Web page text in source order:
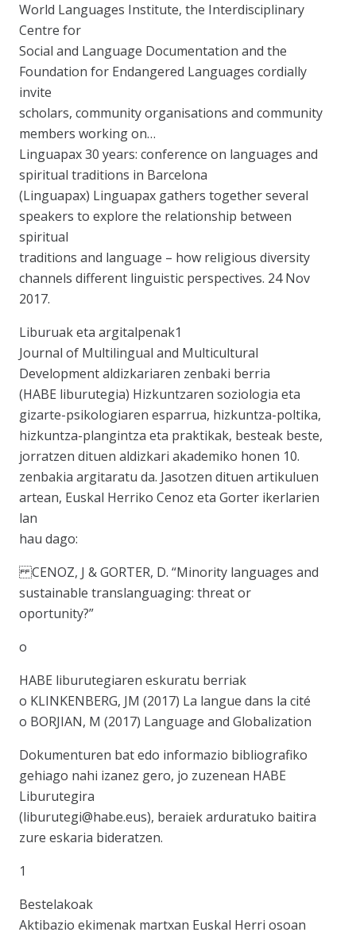
World Languages Institute, the Interdisciplinary
Centre for
Social and Language Documentation and the
Foundation for Endangered Languages cordially
invite
scholars, community organisations and community
members working on…
Linguapax 30 years: conference on languages and
spiritual traditions in Barcelona
(Linguapax) Linguapax gathers together several
speakers to explore the relationship between
spiritual
traditions and language – how religious diversity
channels different linguistic perspectives. 24 Nov
2017.
Liburuak eta argitalpenak1
Journal of Multilingual and Multicultural
Development aldizkariaren zenbaki berria
(HABE liburutegia) Hizkuntzaren soziologia eta
gizarte-psikologiaren esparrua, hizkuntza-poltika,
hizkuntza-plangintza eta praktikak, besteak beste,
jorratzen dituen aldizkari akademiko honen 10.
zenbakia argitaratu da. Jasotzen dituen artikuluen
artean, Euskal Herriko Cenoz eta Gorter ikerlarien
lan
hau dago:
CENOZ, J & GORTER, D. “Minority languages and
sustainable translanguaging: threat or
oportunity?”
o
HABE liburutegiaren eskuratu berriak
o KLINKENBERG, JM (2017) La langue dans la cité
o BORJIAN, M (2017) Language and Globalization
Dokumenturen bat edo informazio bibliografiko
gehiago nahi izanez gero, jo zuzenean HABE
Liburutegira
(liburutegi@habe.eus), beraiek arduratuko baitira
zure eskaria bideratzen.
1
Bestelakoak
Aktibazio ekimenak martxan Euskal Herri osoan